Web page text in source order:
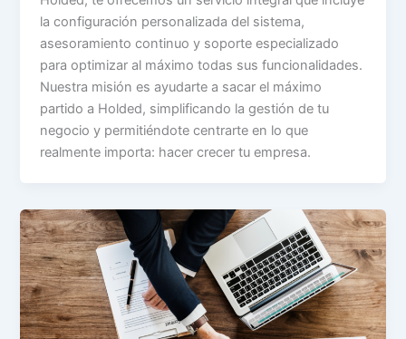
la configuración personalizada del sistema,
asesoramiento continuo y soporte especializado
para optimizar al máximo todas sus funcionalidades.
Nuestra misión es ayudarte a sacar el máximo
partido a Holded, simplificando la gestión de tu
negocio y permitiéndote centrarte en lo que
realmente importa: hacer crecer tu empresa.